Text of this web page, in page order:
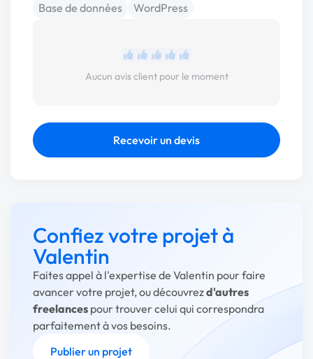
Base de données
WordPress
Aucun avis client pour le moment
Recevoir un devis
Confiez votre projet à
Valentin
Faites appel à l'expertise de Valentin pour faire
avancer votre projet, ou découvrezd'autres
freelances pour trouver celui qui correspondra
parfaitement à vos besoins.
Publier un projet